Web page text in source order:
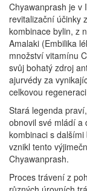
Chyawanprash je v
revitalizační účinky
kombinace bylin, z
Amalaki (Embilika
množství vitamínu
svůj bohatý zdroj
ajurvédy za
celkovou
Stará legenda
obnovil své mládí a
kombinaci s
vznikl tento
Chyawanprash.
Proces trávení z